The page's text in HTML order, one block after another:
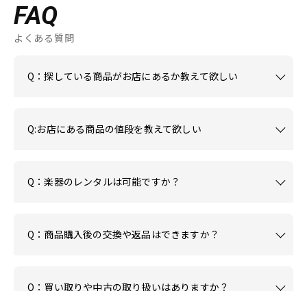
FAQ
よくある質問
Q：探している商品がお店にあるか教えて欲しい
Q:お店にある商品の値段を教えて欲しい
Q：楽器のレンタルは可能ですか？
Q：商品購入後の交換や返品はできますか？
Q：買い取りや中古の取り扱いはありますか？